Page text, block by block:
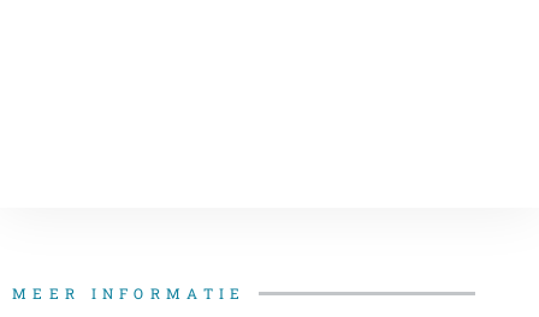
MEER INFORMATIE